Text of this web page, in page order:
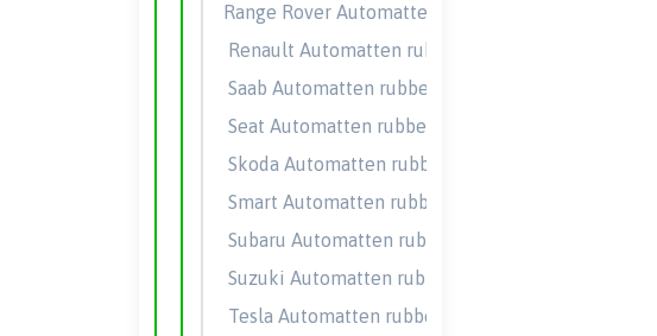
Range Rover Automatten rubber
Renault Automatten rubber
Saab Automatten rubber
Seat Automatten rubber
Skoda Automatten rubber
Smart Automatten rubber
Subaru Automatten rubber
Suzuki Automatten rubber
Tesla Automatten rubber